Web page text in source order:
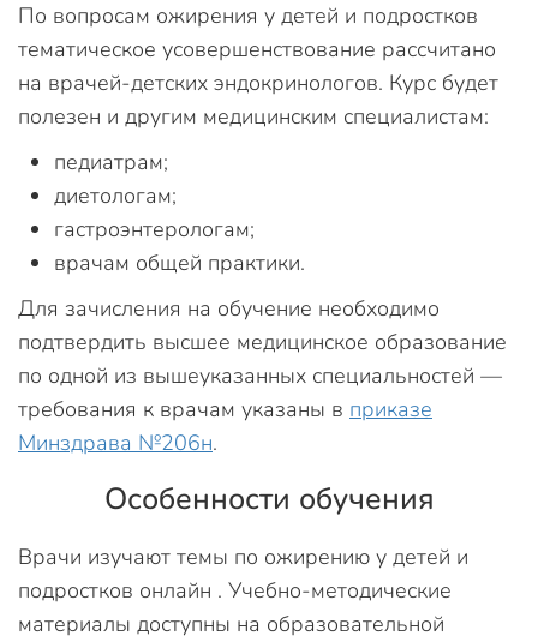
По вопросам ожирения у детей и подростков
тематическое усовершенствование рассчитано
на врачей-детских эндокринологов. Курс будет
полезен и другим медицинским специалистам:
педиатрам;
диетологам;
гастроэнтерологам;
врачам общей практики.
Для зачисления на обучение необходимо
подтвердить высшее медицинское образование
по одной из вышеуказанных специальностей —
требования к врачам указаны в приказе
Минздрава №206н.
Особенности обучения
Врачи изучают темы по ожирению у детей и
подростков онлайн . Учебно-методические
материалы доступны на образовательной